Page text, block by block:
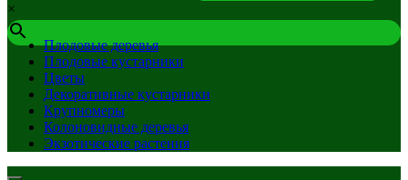
×
Плодовые деревья
Плодовые кустарники
Цветы
Декоративные кустарники
Крупномеры
Колоновидные деревья
Экзотические растения